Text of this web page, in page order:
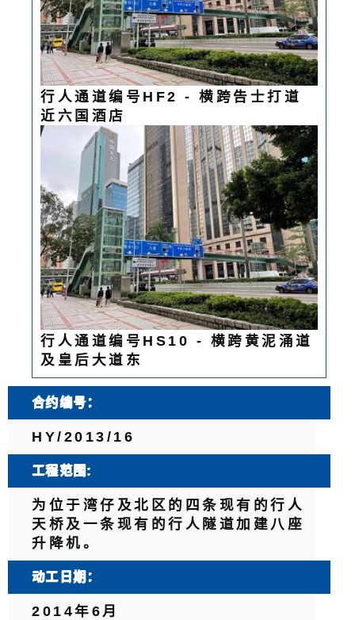
行人通道编号HF2 - 横跨告士打道
近六国酒店
行人通道编号HS10 - 横跨黄泥涌道
及皇后大道东
合约编号：
HY/2013/16
工程范围:
为位于湾仔及北区的四条现有的行人
天桥及一条现有的行人隧道加建八座
升降机。
动工日期：
2014年6月